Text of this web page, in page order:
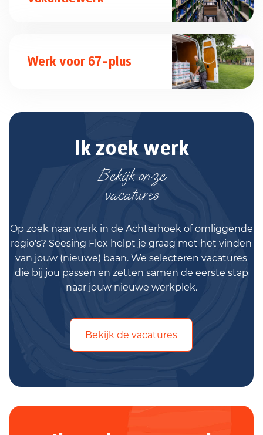
Werk voor 67-plus
Ik zoek werk
Bekijk onze
vacatures
Op zoek naar werk in de Achterhoek of omliggende
regio's? Seesing Flex helpt je graag met het vinden
van jouw (nieuwe) baan. We selecteren vacatures
die bij jou passen en zetten samen de eerste stap
naar jouw nieuwe werkplek.
Bekijk de vacatures